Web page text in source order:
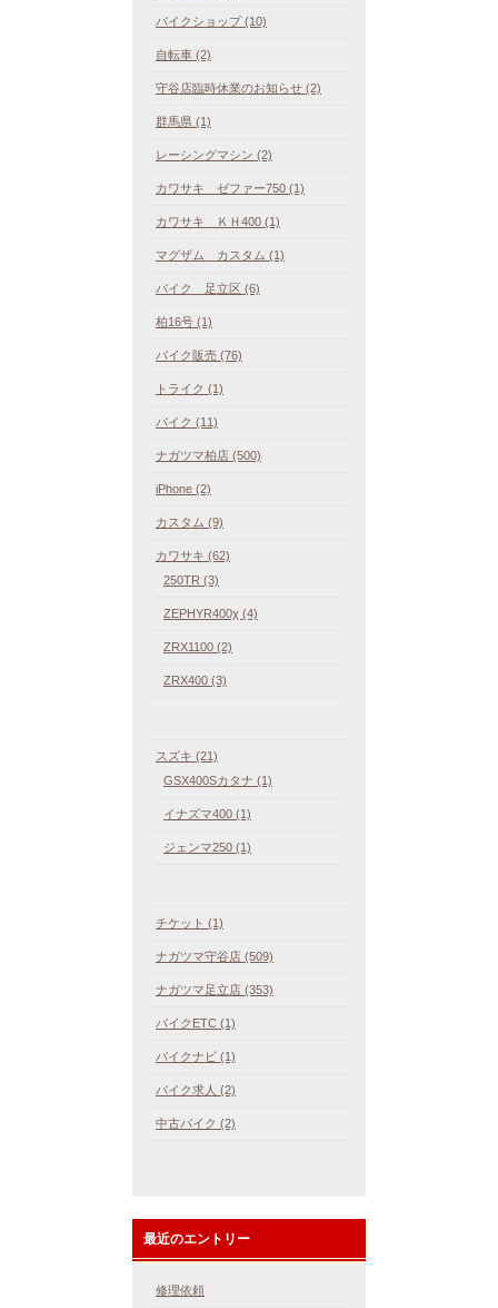
バイクショップ (10)
自転車 (2)
守谷店臨時休業のお知らせ (2)
群馬県 (1)
レーシングマシン (2)
カワサキ ゼファー750 (1)
カワサキ ＫＨ400 (1)
マグザム カスタム (1)
バイク 足立区 (6)
柏16号 (1)
バイク販売 (76)
トライク (1)
バイク (11)
ナガツマ柏店 (500)
iPhone (2)
カスタム (9)
カワサキ (62)
250TR (3)
ZEPHYR400χ (4)
ZRX1100 (2)
ZRX400 (3)
スズキ (21)
GSX400Sカタナ (1)
イナズマ400 (1)
ジェンマ250 (1)
チケット (1)
ナガツマ守谷店 (509)
ナガツマ足立店 (353)
バイクETC (1)
バイクナビ (1)
バイク求人 (2)
中古バイク (2)
最近のエントリー
修理依頼